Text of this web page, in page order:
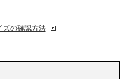
ズの確認方法